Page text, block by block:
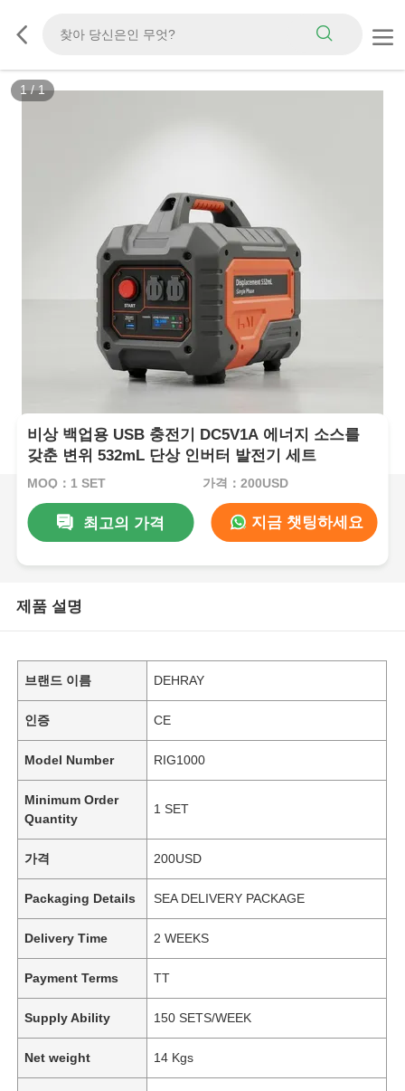
1/1
비상 백업용 USB 충전기 DC5V1A 에너지 소스를
갖춘 변위 532mL 단상 인버터 발전기 세트
MOQ：1 SET 가격：200USD
최고의 가격 지금 챗팅하세요
제품 설명
브랜드 이름 DEHRAY
인증 CE
Model Number RIG1000
Minimum Order
Quantity
1 SET
가격 200USD
Packaging Details SEA DELIVERY PACKAGE
Delivery Time 2 WEEKS
Payment Terms TT
Supply Ability 150 SETS/WEEK
Net weight 14 Kgs